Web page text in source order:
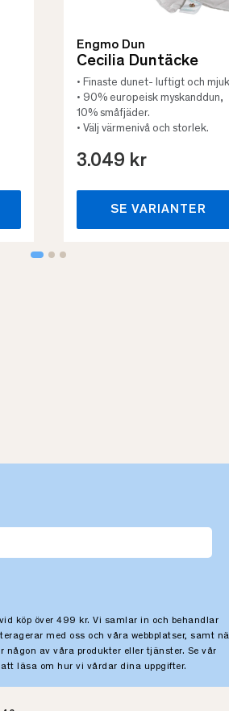
Engmo Dun
Cecilia Duntäcke
• Finaste dunet- luftigt och
• 90% europeisk myskanddun,
10% småfjäder.
• Välj värmenivå och storlek.
3.049 kr
SE VARIANTER
köp över 499 kr. Vi samlar in och behandlar
med oss och våra webbplatser, samt
någon av våra produkter eller tjänster. Se vår
läsa om hur vi vårdar dina uppgifter.